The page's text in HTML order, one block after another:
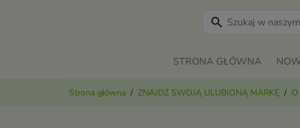
search
STRONA GŁÓWNA
Strona główna ZNAJDŹ SWOJĄ ULUBIONĄ MARKĘ O